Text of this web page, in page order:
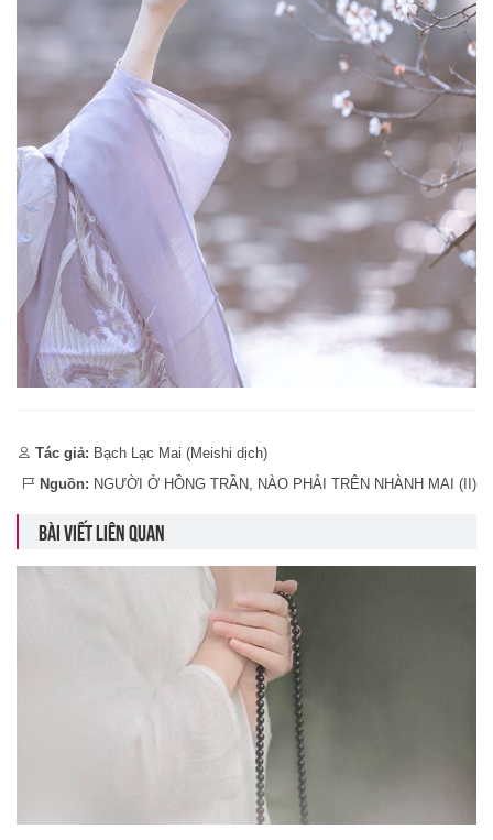
Tác giả: Bạch Lạc Mai (Meishi dịch)
Nguồn: NGƯỜI Ở HỒNG TRẦN, NÀO PHẢI TRÊN NHÀNH MAI (II)
BÀI VIẾT LIÊN QUAN